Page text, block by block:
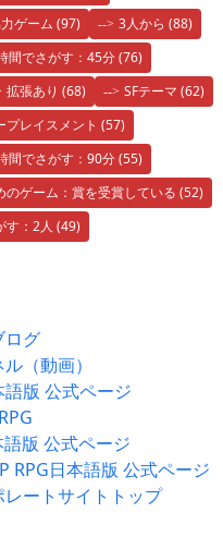
ゲーム (97) 3人から (88)
間でさがす：45分(76)
拡張あり (68) SFテーマ (62)
プレイスメント (57)
間でさがす：90分(55)
のゲーム：賞を受賞している (52)
す：2人 (49)
ログ
（動画）
版 公式ページ
版 公式ページ
RPG日本語版 公式ページ
ートサイトトップ